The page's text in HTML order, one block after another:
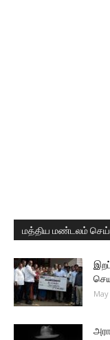
மத்திய மண்டலம்